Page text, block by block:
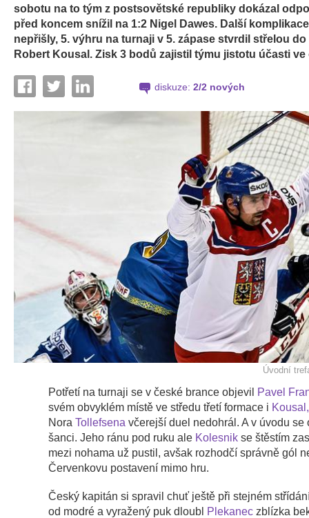
sobotu na to tým z postsovětské republiky dokázal
před koncem snížil na 1:2 Nigel Dawes. Další
nepřišly, 5. výhru na turnaji v 5. zápase stvrdil střelou
Robert Kousal. Zisk 3 bodů zajistil týmu jistotu účasti ve
diskuze: 2/2 nových
Úvodní
Potřetí na turnaji se v české brance objevil
Pavel
svém obvyklém místě ve středu třetí formace i Kousal,
Nora Tollefsena včerejší duel nedohrál. A v úvodu
šanci. Jeho ránu pod ruku ale Kolesnik se štěstím
mezi nohama už pustil, avšak rozhodčí správně gól
Červenkovu postavení mimo hru.
Český kapitán si spravil chuť ještě při stejném
od modré a vyražený puk dloubl Plekanec zblízka